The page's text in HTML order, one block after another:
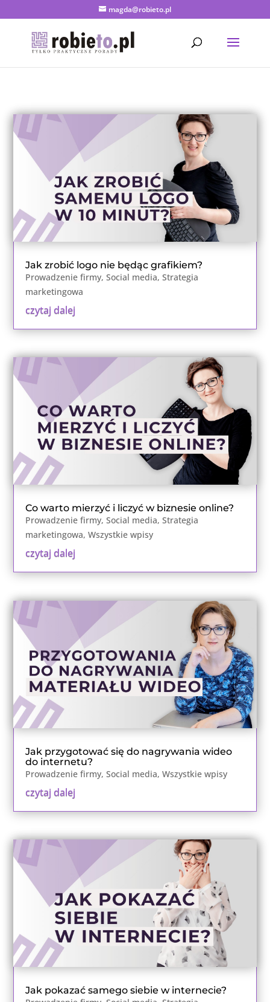
magda@robieto.pl
Jak zrobić logo nie będąc grafikiem?
Prowadzenie firmy,Social media,Strategia
marketingowa
czytaj dalej
Co warto mierzyć i liczyć w biznesie online?
Prowadzenie firmy,Social media,Strategia
marketingowa,Wszystkie wpisy
czytaj dalej
Jak przygotować się do nagrywania wideo
do internetu?
Prowadzenie firmy,Social media,Wszystkie wpisy
czytaj dalej
Jak pokazać samego siebie w internecie?